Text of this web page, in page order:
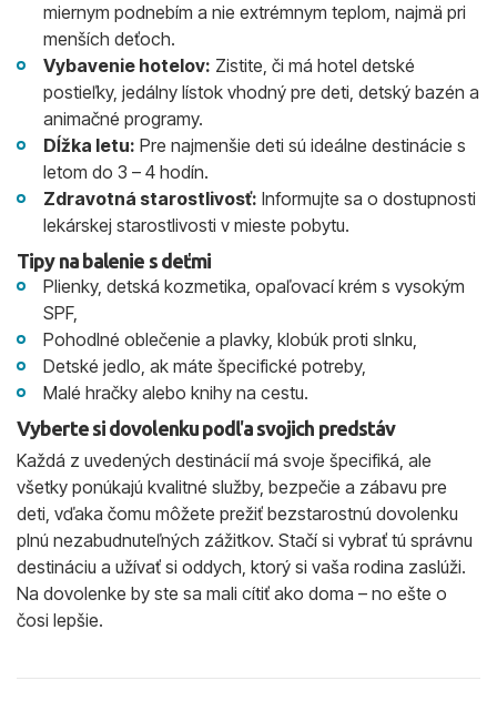
miernym podnebím a nie extrémnym teplom, najmä pri
menších deťoch.
Vybavenie hotelov: Zistite, či má hotel detské
postieľky, jedálny lístok vhodný pre deti, detský bazén a
animačné programy.
Dĺžka letu: Pre najmenšie deti sú ideálne destinácie s
letom do 3 – 4 hodín.
Zdravotná starostlivosť: Informujte sa o dostupnosti
lekárskej starostlivosti v mieste pobytu.
Tipy na balenie s deťmi
Plienky, detská kozmetika, opaľovací krém s vysokým
SPF,
Pohodlné oblečenie a plavky, klobúk proti slnku,
Detské jedlo, ak máte špecifické potreby,
Malé hračky alebo knihy na cestu.
Vyberte si dovolenku podľa svojich predstáv
Každá z uvedených destinácií má svoje špecifiká, ale
všetky ponúkajú kvalitné služby, bezpečie a zábavu pre
deti, vďaka čomu môžete prežiť bezstarostnú dovolenku
plnú nezabudnuteľných zážitkov. Stačí si vybrať tú správnu
destináciu a užívať si oddych, ktorý si vaša rodina zaslúži.
Na dovolenke by ste sa mali cítiť ako doma – no ešte o
čosi lepšie.